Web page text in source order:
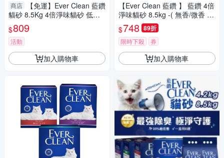
商店
【免運】Ever Clean 藍鑽
貓砂 8.5Kg 4倍淨味貓砂 低敏
多貓 礦砂 貓砂『寵喵樂旗艦
店』
$809
活動
加入購物車
【Ever Clean 藍鑽 】 藍鑽 4倍
淨味貓砂 8.5kg -( 無香/微香 /
長效淨味21天)
$748 89折
限時下殺 券
加入購物車